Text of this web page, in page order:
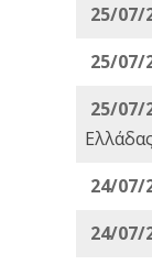
25/07/
25/07/
25/07/
24/07/
24/07/